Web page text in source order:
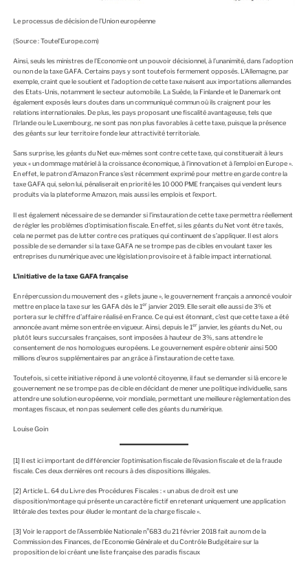
Le processus de décision de l’Union européenne
(Source : Toutel’Europe.com)
Ainsi, seuls les ministres de l’Economie ont un pouvoir décisionnel, à l’unanimité, dans l’adoption
ou non de la taxe GAFA. Certains pays y sont toutefois fermement opposés. L’Allemagne, par
exemple, craint que le soutient et l’adoption de cette taxe nuisent aux importations allemandes
des Etats-Unis, notamment le secteur automobile. La Suède, la Finlande et le Danemark ont
également exposés leurs doutes dans un communiqué commun où ils craignent pour les
relations internationales. De plus, les pays proposant une fiscalité avantageuse, tels que
l’Irlande ou le Luxembourg, ne sont pas non plus favorables à cette taxe, puisque la présence
des géants sur leur territoire fonde leur attractivité territoriale.
Sans surprise, les géants du Net eux-mêmes sont contre cette taxe, qui constituerait à leurs
yeux « un dommage matériel à la croissance économique, à l’innovation et à l’emploi en Europe ».
En effet, le patron d’Amazon France s’est récemment exprimé pour mettre en garde contre la
taxe GAFA qui, selon lui, pénaliserait en priorité les 10 000 PME françaises qui vendent leurs
produits via la plateforme Amazon, mais aussi les emplois et l’export.
Il est également nécessaire de se demander si l’instauration de cette taxe permettra réellement
de régler les problèmes d’optimisation fiscale. En effet, si les géants du Net vont être taxés,
cela ne permet pas de lutter contre ces pratiques qui continuent de s’appliquer. Il est alors
possible de se demander si la taxe GAFA ne se trompe pas de cibles en voulant taxer les
entreprises du numérique avec une législation provisoire et à faible impact international.
L’initiative de la taxe GAFA française
En répercussion du mouvement des « gilets jaune », le gouvernement français a annoncé vouloir
mettre en place la taxe sur les GAFA dès le 1erjanvier 2019. Elle serait elle aussi de 3% et
portera sur le chiffre d’affaire réalisé en France. Ce qui est étonnant, c’est que cette taxe a été
annoncée avant même son entrée en vigueur. Ainsi, depuis le 1erjanvier, les géants du Net, ou
plutôt leurs succursales françaises, sont imposées à hauteur de 3%, sans attendre le
consentement de nos homologues européens. Le gouvernement espère obtenir ainsi 500
millions d’euros supplémentaires par an grâce à l’instauration de cette taxe.
Toutefois, si cette initiative répond à une volonté citoyenne, il faut se demander si là encore le
gouvernement ne se trompe pas de cible en décidant de mener une politique individuelle, sans
attendre une solution européenne, voir mondiale, permettant une meilleure règlementation des
montages fiscaux, et non pas seulement celle des géants du numérique.
Louise Goin
[1] Il est ici important de différencier l’optimisation fiscale de l’évasion fiscale et de la fraude
fiscale. Ces deux dernières ont recours à des dispositions illégales.
[2] Article L. 64 du Livre des Procédures Fiscales : « un abus de droit est une
disposition/montage qui présente un caractère fictif en retenant uniquement une application
littérale des textes pour éluder le montant de la charge fiscale ».
[3] Voir le rapport de l’Assemblée Nationale n°683 du 21 février 2018 fait au nom de la
Commission des Finances, de l’Economie Générale et du Contrôle Budgétaire sur la
proposition de loi créant une liste française des paradis fiscaux